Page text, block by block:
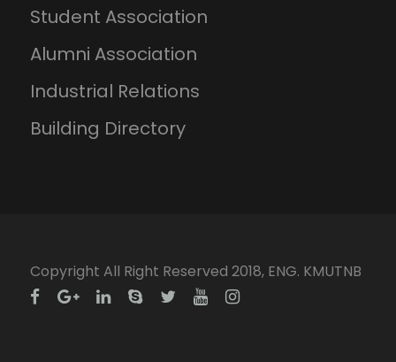
Student Association
Alumni Association
Industrial Relations
Building Directory
Copyright All Right Reserved 2018, ENG. KMUTNB